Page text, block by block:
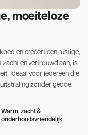
moeiteloze
en creëert een rustige,
en vertrouwd aan, is
Ideaal voor iedereen die
zonder gedoe.
Warm, zacht &
onderhoudsvriendelijk